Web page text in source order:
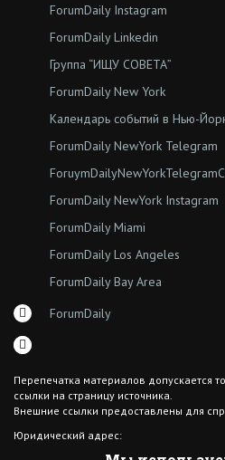
ForumDaily Instagram
ForumDaily Linkedin
Группа “ИЩУ СОВЕТА”
ForumDaily New York
Календарь событий в Нью-
ForumDaily NewYork Telegram
ForumDaily NewYork Instagram
ForumDaily Miami
ForumDaily Los Angeles
ForumDaily Bay Area
ForumDaily
Перепечатка материалов допускается
ссылки на страницу источника.
Внешние ссылки предоставлены для
Юридический адрес: